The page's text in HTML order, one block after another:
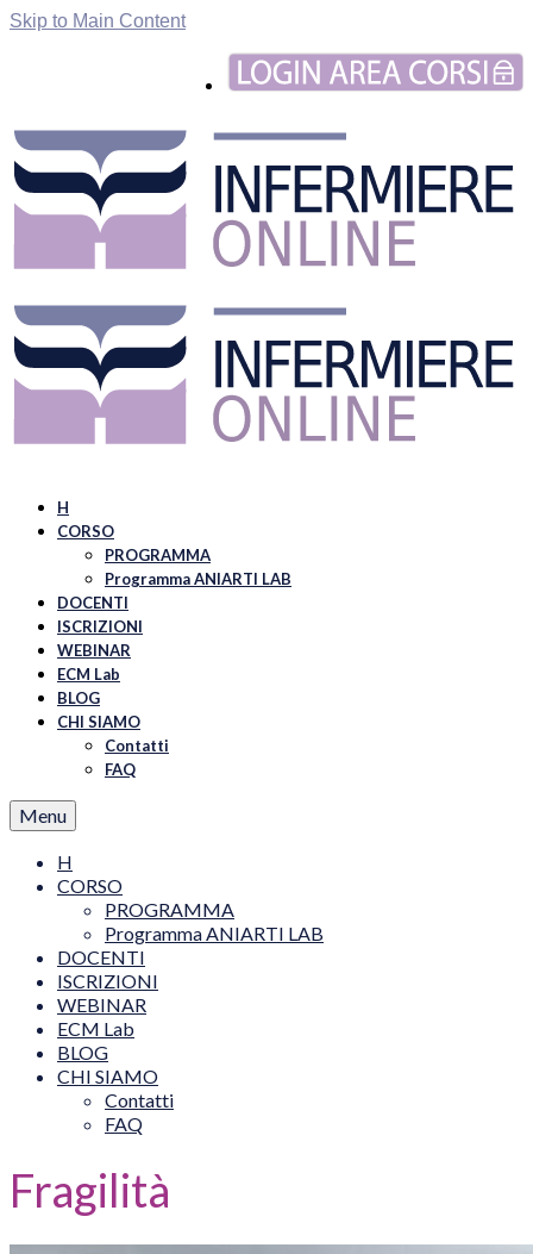
Skip to Main Content
H
CORSO
PROGRAMMA
Programma ANIARTI LAB
DOCENTI
ISCRIZIONI
WEBINAR
ECM Lab
BLOG
CHI SIAMO
Contatti
FAQ
Menu
H
CORSO
PROGRAMMA
Programma ANIARTI LAB
DOCENTI
ISCRIZIONI
WEBINAR
ECM Lab
BLOG
CHI SIAMO
Contatti
FAQ
Fragilità